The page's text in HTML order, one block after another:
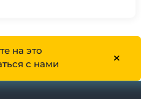
на это
с нами